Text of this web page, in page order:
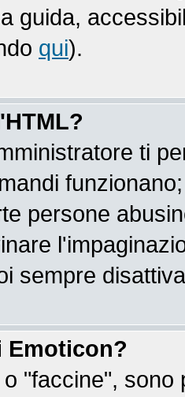
guida,
qui).
ti
persone
sempre
Emoticon?
"faccine",